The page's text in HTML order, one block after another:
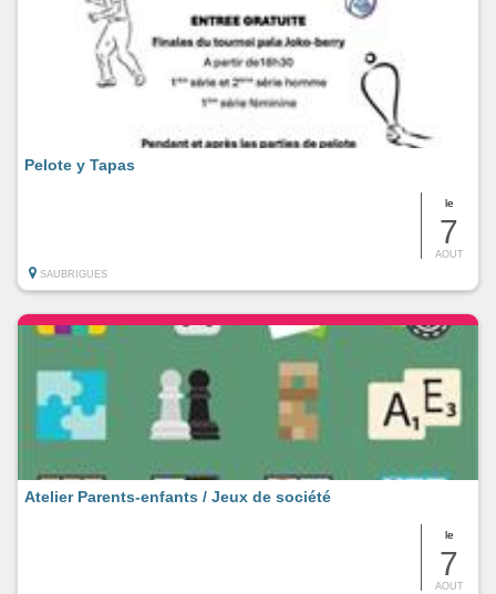
le
7
AOUT
Pelote y Tapas
SAUBRIGUES
le
7
AOUT
Atelier Parents-enfants / Jeux de société